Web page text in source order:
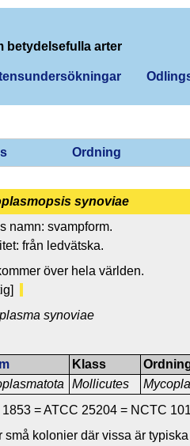
betydelsefulla arter
Ordning
synoviae
namn: svampform.
från ledvätska.
över hela världen.
synoviae
Klass
Mollicutes
= ATCC 25204 = NCTC
små kolonier där vissa är